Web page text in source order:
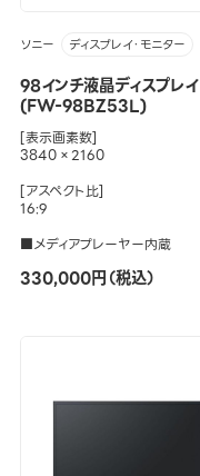
ソニー ディスプレイ・モニター
98インチ液晶ディスプレイ
(FW-98BZ53L)
[表示画素数]
3840×2160
[アスペクト比]
16:9
■メディアプレーヤー内蔵
330,000円（税込）